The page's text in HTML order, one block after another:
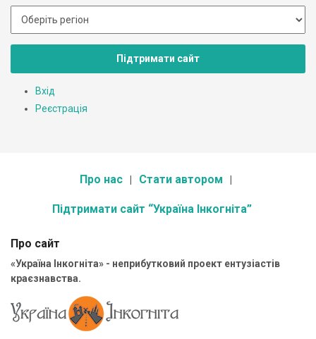
Підтримати сайт
Вхід
Реєстрація
Про нас Стати автором
Підтримати сайт “Україна Інкогніта”
Про сайт
«Україна Інкогніта» - неприбутковий проект ентузіастів
краєзнавства.